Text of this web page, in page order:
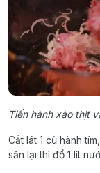
Tiến hành xào thịt
Cắt lát 1 củ hành
săn lại thì đổ 1 lít